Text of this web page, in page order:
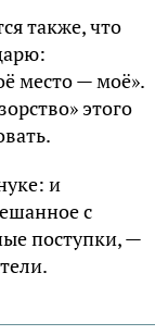
также, что
место — моё».
этого
и
с
поступки, —